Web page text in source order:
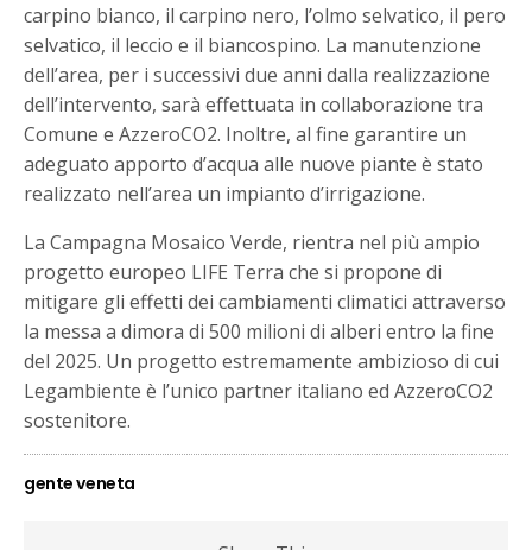
carpino bianco, il carpino nero, l’olmo selvatico, il pero
selvatico, il leccio e il biancospino. La manutenzione
dell’area, per i successivi due anni dalla realizzazione
dell’intervento, sarà effettuata in collaborazione tra
Comune e AzzeroCO2. Inoltre, al fine garantire un
adeguato apporto d’acqua alle nuove piante è stato
realizzato nell’area un impianto d’irrigazione.
La Campagna Mosaico Verde, rientra nel più ampio
progetto europeo LIFE Terra che si propone di
mitigare gli effetti dei cambiamenti climatici attraverso
la messa a dimora di 500 milioni di alberi entro la fine
del 2025. Un progetto estremamente ambizioso di cui
Legambiente è l’unico partner italiano ed AzzeroCO2
sostenitore.
gente veneta